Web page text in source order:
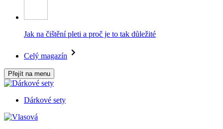
Jak na čištění pleti a proč je to tak důležité
Celý magazín
Přejít na menu
Dárkové sety